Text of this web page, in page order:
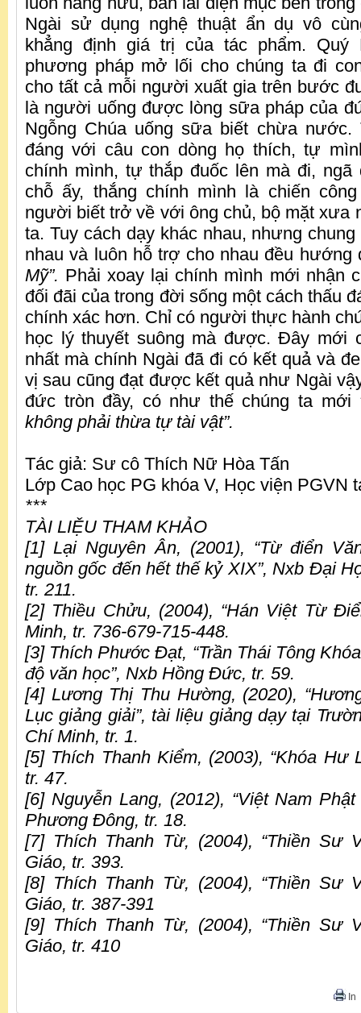
Ngài sử dụng nghệ thuật ẩn dụ vô
khẳng định giá trị của tác phẩm. Quý
phương pháp mở lối cho chúng ta đi
cho tất cả mỗi người xuất gia trên bước
là người uống được lòng sữa pháp của
Ngỗng Chúa uống sữa biết chừa
đáng với câu con dòng họ thích, tự
chính mình, tự thắp đuốc lên mà đi, ngã
chỗ ấy, thắng chính mình là chiến
người biết trở về với ông chủ, bộ mặt xưa
ta. Tuy cách dạy khác nhau, nhưng
nhau và luôn hỗ trợ cho nhau đều
Mỹ”. Phải xoay lại chính mình mới nhận
đối đãi của trong đời sống một cách thấu
chính xác hơn. Chỉ có người thực hành
học lý thuyết suông mà được. Đây mới
nhất mà chính Ngài đã đi có kết quả và
vị sau cũng đạt được kết quả như Ngài
đức tròn đầy, có như thế chúng ta mới
không phải thừa tự tài vật”.
Tác giả: Sư cô Thích Nữ Hòa Tấn
Lớp Cao học PG khóa V, Học viện PGVN
***
TÀI LIỆU THAM KHẢO
[1] Lại Nguyên Ân, (2001), “Từ điển
nguồn gốc đến hết thế kỷ XIX”, Nxb Đại
tr. 211.
[2] Thiều Chửu, (2004), “Hán Việt Từ
Minh, tr. 736-679-715-448.
[3] Thích Phước Đạt, “Trần Thái Tông
độ văn học”, Nxb Hồng Đức, tr. 59.
[4] Lương Thị Thu Hường, (2020),
Lục giảng giải”, tài liệu giảng dạy tại
Chí Minh, tr. 1.
[5] Thích Thanh Kiểm, (2003), “Khóa Hư
tr. 47.
[6] Nguyễn Lang, (2012), “Việt Nam
Phương Đông, tr. 18.
[7] Thích Thanh Từ, (2004), “Thiền Sư
Giáo, tr. 393.
[8] Thích Thanh Từ, (2004), “Thiền Sư
Giáo, tr. 387-391
[9] Thích Thanh Từ, (2004), “Thiền Sư
Giáo, tr. 410
In